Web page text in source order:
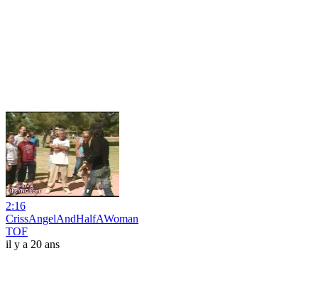
2:16
CrissAngelAndHalfAWoman
TOF
il y a 20 ans